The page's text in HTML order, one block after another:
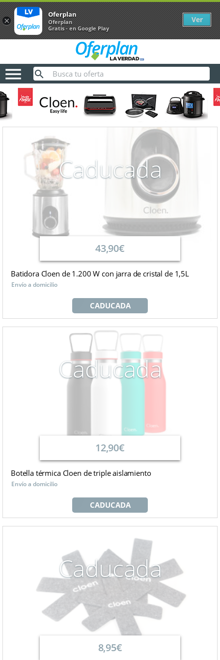

Caducada
43,90€
Batidora Cloen de 1.200 W con jarra de cristal de 1,5L
Envío a domicilio
CADUCADA
Caducada
12,90€
Botella térmica Cloen de triple aislamiento
Envío a domicilio
CADUCADA
Caducada
8,95€
×
Oferplan
Oferplan
Gratis - en Google Play
Ver